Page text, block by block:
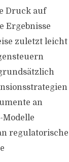
Druck auf
Ergebnisse
zuletzt leicht
an
regulatorische